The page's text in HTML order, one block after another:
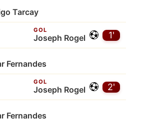
Tarcay
1'
GOL
Joseph Rogel
Fernandes
2'
GOL
Joseph Rogel
Fernandes